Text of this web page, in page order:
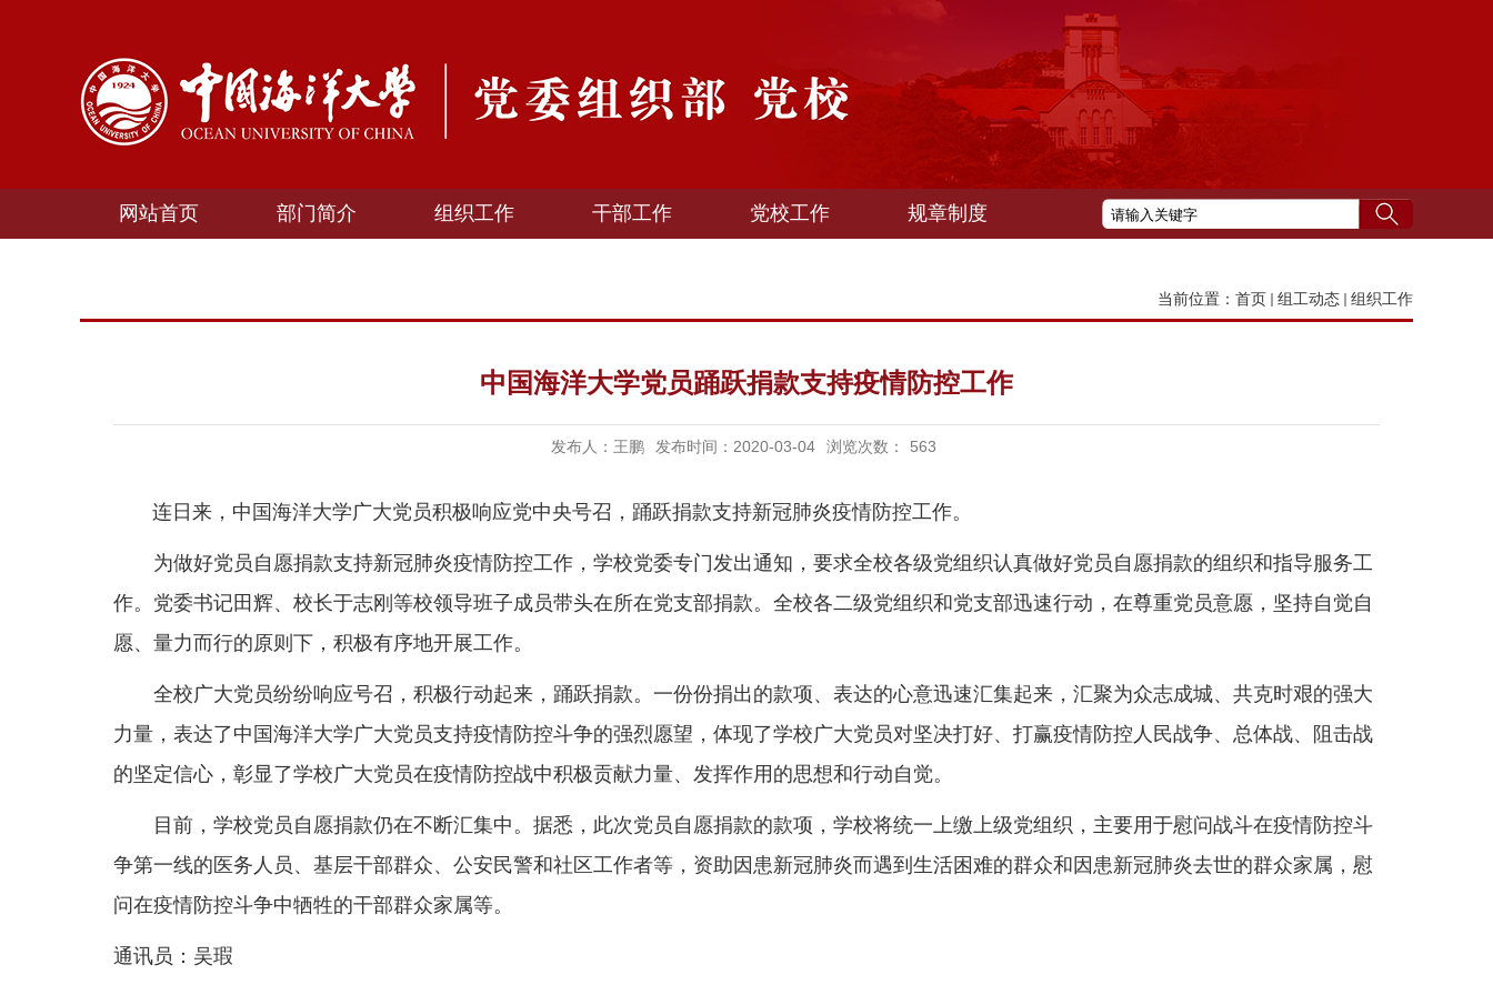
网站首页 部门简介 组织工作 干部工作 党校工作 规章制度
当前位置： 首页 组工动态 组织工作
中国海洋大学党员踊跃捐款支持疫情防控工作
发布人：王鹏 发布时间：2020-03-04 浏览次数： 563
连日来，中国海洋大学广大党员积极响应党中央号召，踊跃捐款支持新冠肺炎疫情防控工作。
为做好党员自愿捐款支持新冠肺炎疫情防控工作，学校党委专门发出通知，要求全校各级党组织认真做好党员自愿捐款的组织和指导服务工
作。党委书记田辉、校长于志刚等校领导班子成员带头在所在党支部捐款。全校各二级党组织和党支部迅速行动，在尊重党员意愿，坚持自觉自
愿、量力而行的原则下，积极有序地开展工作。
全校广大党员纷纷响应号召，积极行动起来，踊跃捐款。一份份捐出的款项、表达的心意迅速汇集起来，汇聚为众志成城、共克时艰的强大
力量，表达了中国海洋大学广大党员支持疫情防控斗争的强烈愿望，体现了学校广大党员对坚决打好、打赢疫情防控人民战争、总体战、阻击战
的坚定信心，彰显了学校广大党员在疫情防控战中积极贡献力量、发挥作用的思想和行动自觉。
目前，学校党员自愿捐款仍在不断汇集中。据悉，此次党员自愿捐款的款项，学校将统一上缴上级党组织，主要用于慰问战斗在疫情防控斗
争第一线的医务人员、基层干部群众、公安民警和社区工作者等，资助因患新冠肺炎而遇到生活困难的群众和因患新冠肺炎去世的群众家属，慰
问在疫情防控斗争中牺牲的干部群众家属等。
通讯员：吴瑕